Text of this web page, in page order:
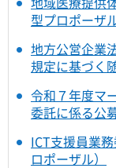
型プロポーザ
地方公営企業
規定に基づく
令和７年度マ
委託に係る公
ICT支援員業
ロポーザル）